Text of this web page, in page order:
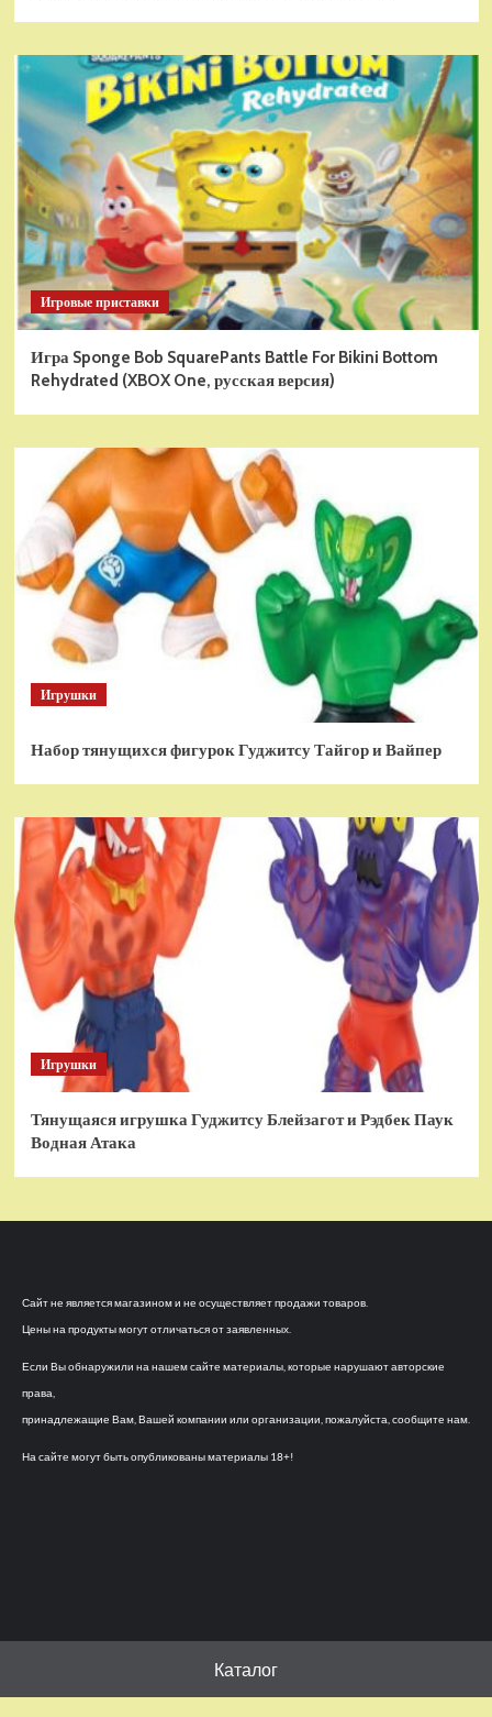
Игровые приставки
Игра Sponge Bob SquarePants Battle For Bikini Bottom
Rehydrated (XBOX One, русская версия)
Игрушки
Набор тянущихся фигурок Гуджитсу Тайгор и Вайпер
Игрушки
Тянущаяся игрушка Гуджитсу Блейзагот и Рэдбек Паук
Водная Атака
Сайт не является магазином и не осуществляет продажи товаров.
Цены на продукты могут отличаться от заявленных.
Если Вы обнаружили на нашем сайте материалы, которые нарушают авторские
права,
принадлежащие Вам, Вашей компании или организации, пожалуйста, сообщите нам.
На сайте могут быть опубликованы материалы 18+!
Каталог